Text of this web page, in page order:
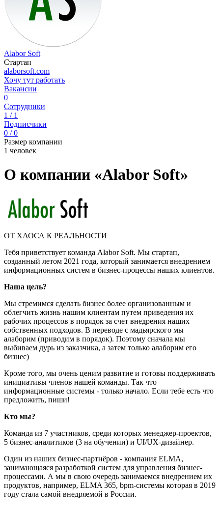
Alabor Soft
Стартап
alaborsoft.com
Хочу тут работать
Вакансии
0
Сотрудники
1 / 1
Подписчики
0 / 0
Размер компании
1 человек
О компании «Alabor Soft»
ОТ ХАОСА К РЕАЛЬНОСТИ
Тебя приветствует команда Alabor Soft. Мы стартап,
созданный летом 2021 года, который занимается внедрением
информационных систем в бизнес-процессы наших клиентов.
Наша цель?
Мы стремимся сделать бизнес более организованным и
облегчить жизнь нашим клиентам путем приведения их
рабочих процессов в порядок за счет внедрения наших
собственных подходов. В переводе с мадьярского мы
алаборим (приводим в порядок). Поэтому сначала мы
выбиваем дурь из заказчика, а затем только алаборим его
бизнес)
Кроме того, мы очень ценим развитие и готовы поддерживать
инициативы членов нашей команды. Так что
информационные системы - только начало. Если тебе есть что
предложить, пиши!
Кто мы?
Команда из 7 участников, среди которых менеджер-проектов,
5 бизнес-аналитиков (3 на обучении) и UI/UX-дизайнер.
Один из наших бизнес-партнёров - компания ELMA,
занимающаяся разработкой систем для управления бизнес-
процессами. А мы в свою очередь занимаемся внедрением их
продуктов, например, ELMA 365, bpm-системы которая в 2019
году стала самой внедряемой в России.